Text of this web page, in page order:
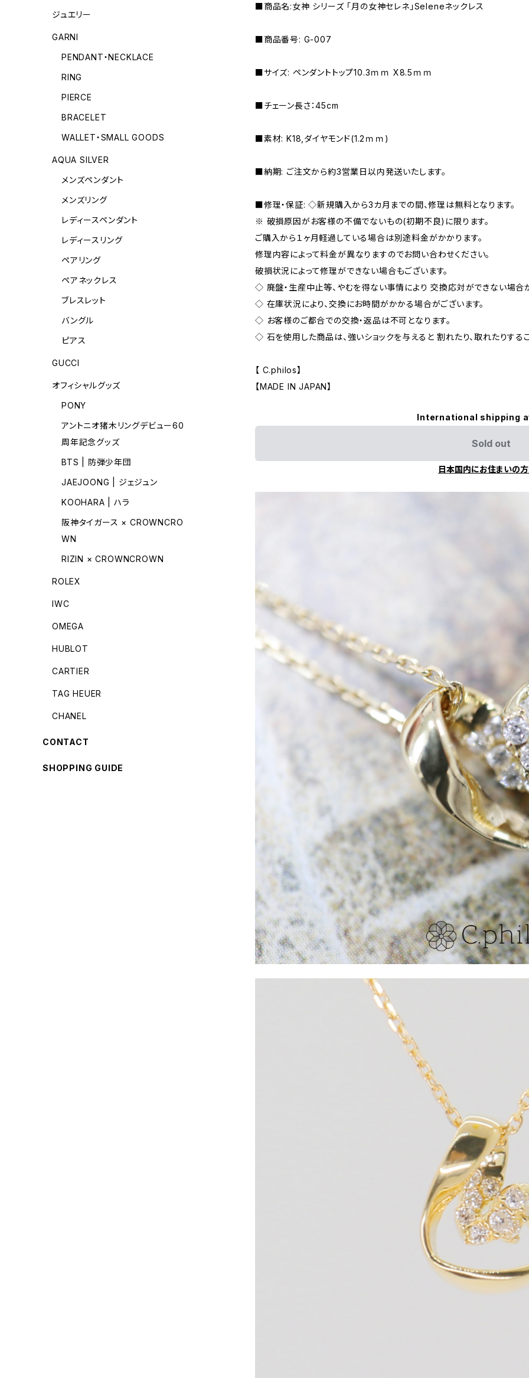
■商品名:女神 シリーズ 「月の女神セレネ」Seleneネックレス
■商品番号: G-007
■サイズ: ペンダントトップ10.3ｍｍ X8.5ｍｍ
■チェーン長さ：45cm
■素材: K18,ダイヤモンド(1.2ｍｍ)
■納期: ご注文から約3営業日以内発送いたします。
■修理・保証: ◇新規購入から3カ月までの間、修理は無料となります。
※ 破損原因がお客様の不備でないもの(初期不良)に限ります。
ご購入から１ヶ月軽過している場合は別途料金がかかります。
修理内容によって料金が異なりますのでお問い合わせください。
破損状況によって修理ができない場合もございます。
◇ 廃盤・生産中止等、やむを得ない事情により 交換応対ができない場合が
◇ 在庫状況により、交換にお時間がかかる場合がございます。
◇ お客様のご都合での交換・返品は不可となります。
◇ 石を使用した商品は、強いショックを与えると 割れたり、取れたりするこ
【 C.philos】
【MADE IN JAPAN】
International shipping
Sold out
日本国内にお住まいの
ジュエリー
GARNI
PENDANT・NECKLACE
RING
PIERCE
BRACELET
WALLET・SMALL GOODS
AQUA SILVER
メンズペンダント
メンズリング
レディースペンダント
レディースリング
ペアリング
ペアネックレス
ブレスレット
バングル
ピアス
GUCCI
オフィシャルグッズ
PONY
アントニオ猪木リングデビュー60
周年記念グッズ
BTS | 防弾少年団
JAEJOONG | ジェジュン
KOOHARA | ハラ
阪神タイガース × CROWNCRO
WN
RIZIN × CROWNCROWN
ROLEX
IWC
OMEGA
HUBLOT
CARTIER
TAG HEUER
CHANEL
CONTACT
SHOPPING GUIDE